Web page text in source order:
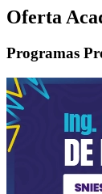
Oferta
Programas